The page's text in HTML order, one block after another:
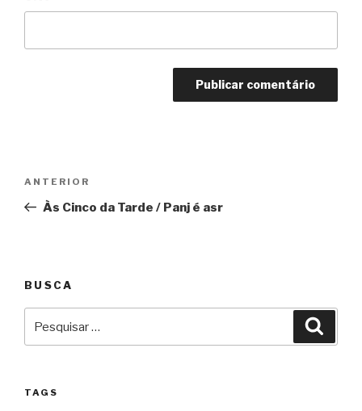
Post
Anterior
ANTERIOR
Às Cinco da Tarde / Panj é asr
BUSCA
por:
TAGS